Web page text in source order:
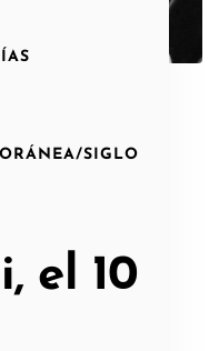
/SIGLO
el 10